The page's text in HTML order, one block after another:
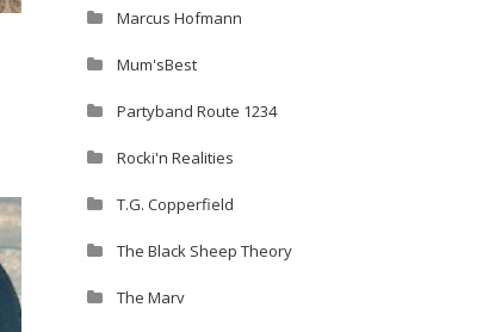
Marcus Hofmann
Mum'sBest
Partyband Route 1234
Rocki'n Realities
T.G. Copperfield
The Black Sheep Theory
The Marv